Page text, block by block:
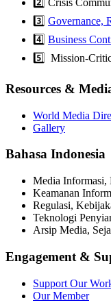
2️⃣ Crisis
3️⃣ Governance,
4️⃣ Business
5️⃣ Mission-
Resources &
World Media
Gallery
Bahasa Indonesia
Media
Keamanan
Regulasi,
Teknologi
Arsip Media,
Engagement &
Support Our
Our Member